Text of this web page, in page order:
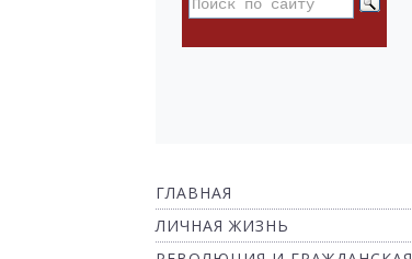
ГЛАВНАЯ
ЛИЧНАЯ ЖИЗНЬ